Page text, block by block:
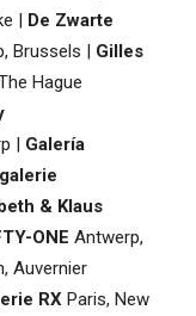
| De Zwarte
Brussels | Gilles
Hague
| Galería
galerie
& Klaus
ONE Antwerp,
Auvernier
RX Paris, New